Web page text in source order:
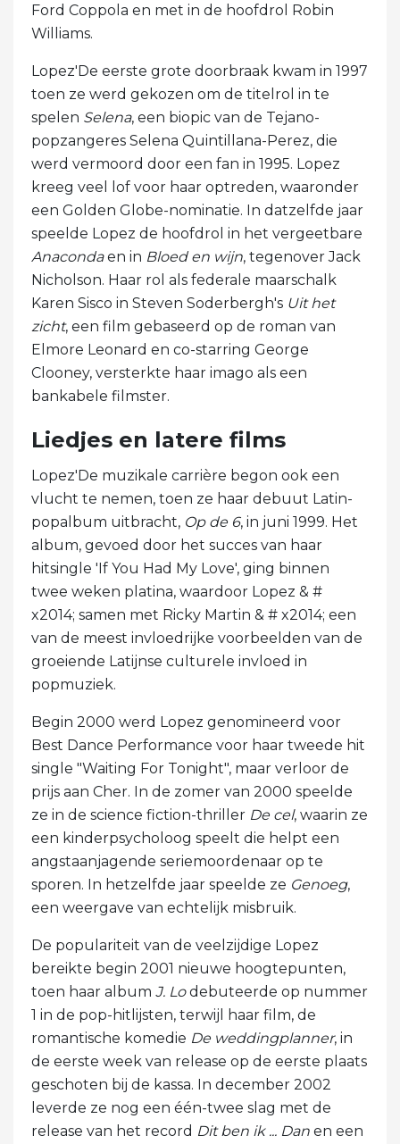
Ford Coppola en met in de hoofdrol Robin
Williams.
Lopez'De eerste grote doorbraak kwam in 1997
toen ze werd gekozen om de titelrol in te
spelen Selena, een biopic van de Tejano-
popzangeres Selena Quintillana-Perez, die
werd vermoord door een fan in 1995. Lopez
kreeg veel lof voor haar optreden, waaronder
een Golden Globe-nominatie. In datzelfde jaar
speelde Lopez de hoofdrol in het vergeetbare
Anacondaen in Bloed en wijn, tegenover Jack
Nicholson. Haar rol als federale maarschalk
Karen Sisco in Steven Soderbergh's Uit het
zicht, een film gebaseerd op de roman van
Elmore Leonard en co-starring George
Clooney, versterkte haar imago als een
bankabele filmster.
Liedjes en latere films
Lopez'De muzikale carrière begon ook een
vlucht te nemen, toen ze haar debuut Latin-
popalbum uitbracht, Op de 6, in juni 1999. Het
album, gevoed door het succes van haar
hitsingle 'If You Had My Love', ging binnen
twee weken platina, waardoor Lopez & #
x2014; samen met Ricky Martin & # x2014; een
van de meest invloedrijke voorbeelden van de
groeiende Latijnse culturele invloed in
popmuziek.
Begin 2000 werd Lopez genomineerd voor
Best Dance Performance voor haar tweede hit
single "Waiting For Tonight", maar verloor de
prijs aan Cher. In de zomer van 2000 speelde
ze in de science fiction-thriller De cel, waarin ze
een kinderpsycholoog speelt die helpt een
angstaanjagende seriemoordenaar op te
sporen. In hetzelfde jaar speelde ze Genoeg,
een weergave van echtelijk misbruik.
De populariteit van de veelzijdige Lopez
bereikte begin 2001 nieuwe hoogtepunten,
toen haar album J. Lodebuteerde op nummer
1 in de pop-hitlijsten, terwijl haar film, de
romantische komedie De weddingplanner, in
de eerste week van release op de eerste plaats
geschoten bij de kassa. In december 2002
leverde ze nog een één-twee slag met de
release van het record Dit ben ik ... Dan en een